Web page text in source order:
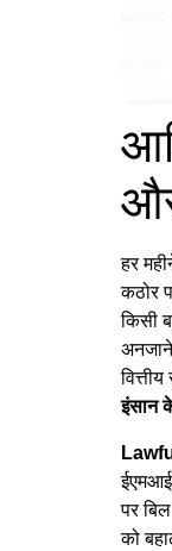
हर
कठोर
किसी
इंसान
पर
को